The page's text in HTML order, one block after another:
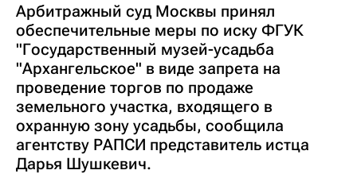
Арбитражный суд Москвы принял
обеспечительные меры по иску ФГУК
"Государственный музей-усадьба
"Архангельское" в виде запрета на
проведение торгов по продаже
земельного участка, входящего в
охранную зону усадьбы, сообщила
агентству РАПСИ представитель истца
Дарья Шушкевич.